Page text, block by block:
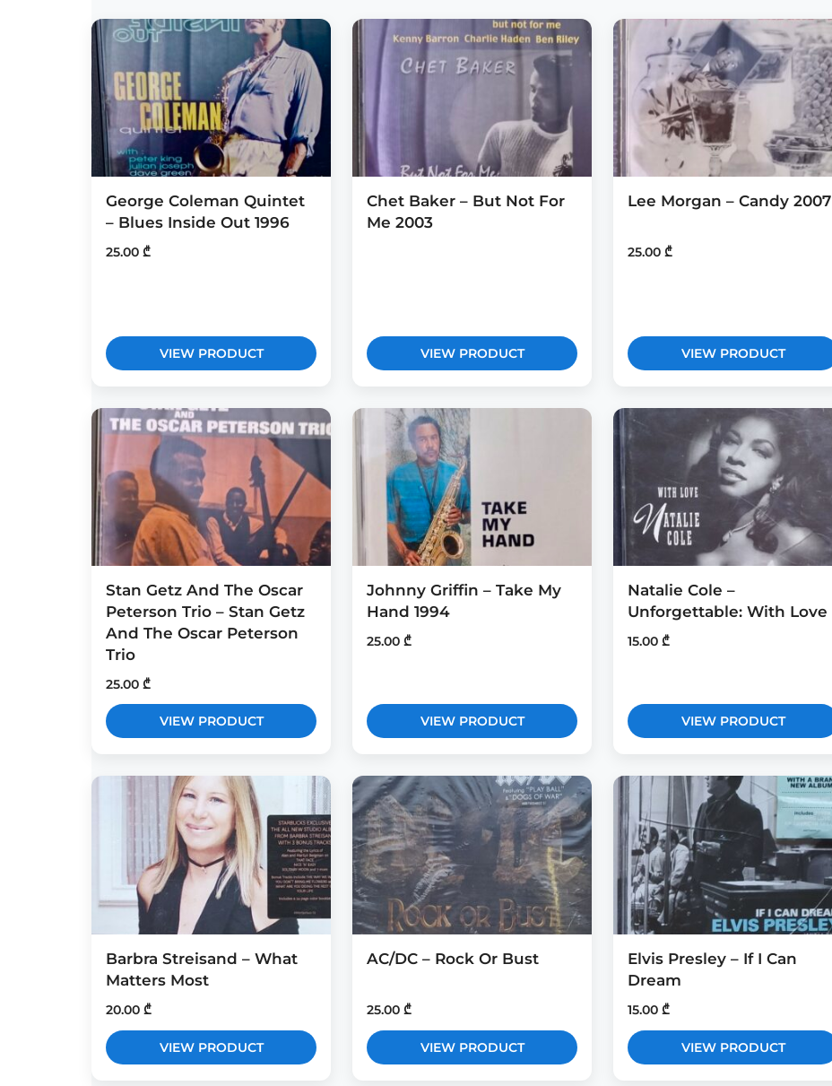
George Coleman Quintet
– Blues Inside Out 1996
25.00 ₾
VIEW PRODUCT
Chet Baker – But Not For
Me 2003
VIEW PRODUCT
Lee Morgan – Candy 2007
25.00 ₾
VIEW PRODUCT
Stan Getz And The Oscar
Peterson Trio – Stan Getz
And The Oscar Peterson
Trio
25.00 ₾
VIEW PRODUCT
Johnny Griffin – Take My
Hand 1994
25.00 ₾
VIEW PRODUCT
Natalie Cole –
Unforgettable: With Love
15.00 ₾
VIEW PRODUCT
Barbra Streisand – What
Matters Most
20.00 ₾
VIEW PRODUCT
AC/DC – Rock Or Bust
25.00 ₾
VIEW PRODUCT
Elvis Presley – If I Can
Dream
15.00 ₾
VIEW PRODUCT